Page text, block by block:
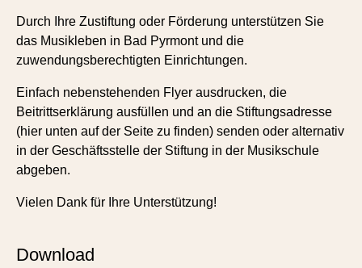
Durch Ihre Zustiftung oder Förderung unterstützen Sie
das Musikleben in Bad Pyrmont und die
zuwendungsberechtigten Einrichtungen.
Einfach nebenstehenden Flyer ausdrucken, die
Beitrittserklärung ausfüllen und an die Stiftungsadresse
(hier unten auf der Seite zu finden) senden oder alternativ
in der Geschäftsstelle der Stiftung in der Musikschule
abgeben.
Vielen Dank für Ihre Unterstützung!
Download